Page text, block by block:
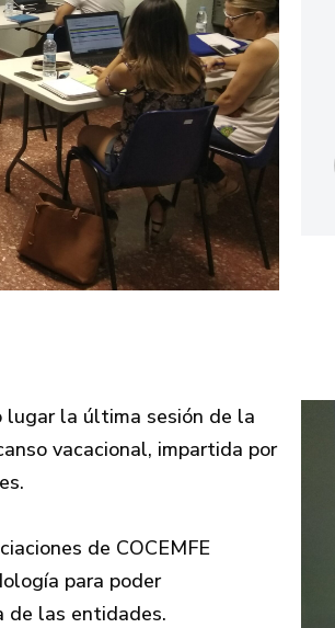
lugar la última sesión de la
vacacional, impartida por
de COCEMFE
para poder
de las entidades.